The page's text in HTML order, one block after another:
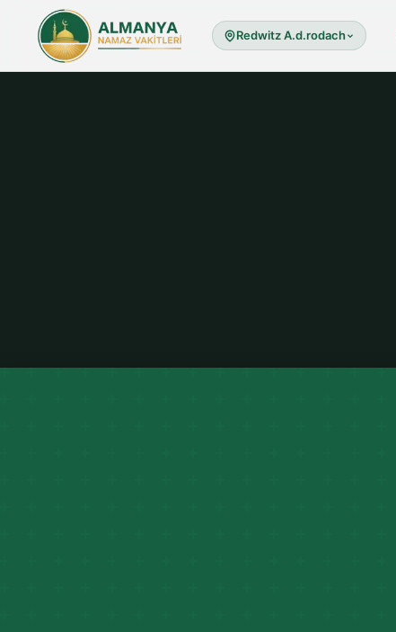
Redwitz A.d.rodach